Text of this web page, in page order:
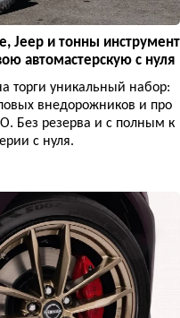
Jeep и тонны инструмент
автомастерскую с нуля
торги уникальный набор:
внедорожников и про
Без резерва и с полным к
с нуля.